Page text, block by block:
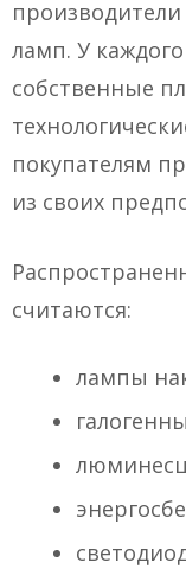
ламп. У
собственные
покупателям
из своих
считаются:
лампы